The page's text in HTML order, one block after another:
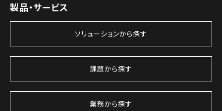
製品・サービス
ソリューションから探す
課題から探す
業務から探す